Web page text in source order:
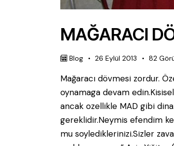
MAĞARACI
Blog 26 Eylül 2013 82
Mağaracı dövmesi zordur.
oynamaga devam
ancak ozellikle MAD gibi
gereklidir.Neymis efendim
mu soylediklerinizi.Sizler